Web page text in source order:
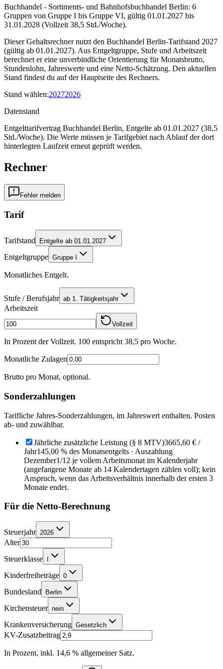
Buchhandel - Sortiments- und Bahnhofsbuchhandel Berlin: 6
Gruppen von Gruppe I bis Gruppe VI, gültig 01.01.2027 bis
31.01.2028 (Vollzeit 38,5 Std./Woche).
Dieser Gehaltsrechner nutzt den Buchhandel Berlin-Tarifstand 2027
(gültig ab 01.01.2027). Aus Entgeltgruppe, Stufe und Arbeitszeit
berechnet er eine unverbindliche Orientierung für Monatsbrutto,
Stundenlohn, Jahreswerte und eine Netto-Schätzung. Den aktuellen
Stand findest du auf der Hauptseite des Rechners.
Stand wählen:20272026
Datenstand
Entgelttarifvertrag Buchhandel Berlin, Entgelte ab 01.01.2027 (38,5
Std./Woche). Die Werte müssen je Tarifgebiet nach Ablauf der dort
hinterlegten Laufzeit erneut geprüft werden.
Rechner
Fehler melden
Tarif
Tarifstand Entgelte ab 01.01.2027
Entgeltgruppe Gruppe I
Monatliches Entgelt.
Stufe / Berufsjahr ab 1. Tätigkeitsjahr
Arbeitszeit
Vollzeit
In Prozent der Vollzeit. 100 entspricht 38,5 pro Woche.
Monatliche Zulagen
Brutto pro Monat, optional.
Sonderzahlungen
Tarifliche Jahres-Sonderzahlungen, im Jahreswert enthalten. Posten
ab- und zuwählbar.
Jährliche zusätzliche Leistung (§ 8 MTV)3665,60 € /
Jahr145,00 % des Monatsentgelts · Auszahlung
Dezember1/12 je vollem Arbeitsmonat im Kalenderjahr
(angefangene Monate ab 14 Kalendertagen zählen voll); kein
Anspruch, wenn das Arbeitsverhältnis innerhalb der ersten 3
Monate endet.
Für die Netto-Berechnung
Steuerjahr 2026
Alter
Steuerklasse
Kinderfreibeträge 0
Bundesland Berlin
Kirchensteuer nein
Krankenversicherung Gesetzlich
KV-Zusatzbeitrag
In Prozent, inkl. 14,6 % allgemeiner Satz.